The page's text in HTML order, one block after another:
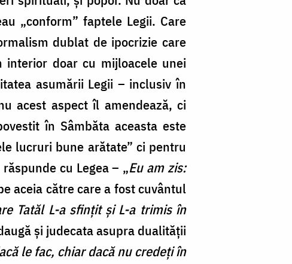
„conform” faptele Legii. Care
dublat de ipocrizie care
doar cu mijloacele unei
asumării Legii – inclusiv în
acest aspect îl amendează, ci
în Sâmbăta aceasta este
lucruri bune arătate” ci pentru
cu Legea – „Eu am zis:
aceia către care a fost cuvântul
Tatăl L-a sfințit și L-a trimis în
și judecata asupra dualității
le fac, chiar dacă nu credeți în